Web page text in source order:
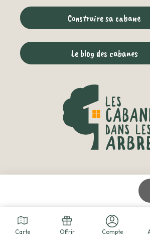
Carte Offrir Compte
Construire sa cabane
Le blog des cabanes
© 2026 - Les cabanes dans les arbres -
Conditions de